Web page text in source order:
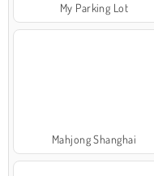
My Parking Lot
Mahjong Shanghai